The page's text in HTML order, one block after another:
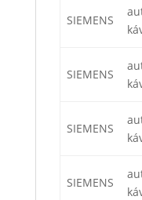
SIEMENS
SIEMENS
SIEMENS
SIEMENS